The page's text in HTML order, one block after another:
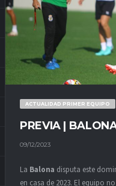
ACTUALIDAD PRIMER EQUIPO
PREVIA |
09/12/2023
La Balona disputa este
en casa de 2023. El equipo